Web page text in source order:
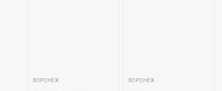
ВОРОНЕЖ ВОРОНЕЖ